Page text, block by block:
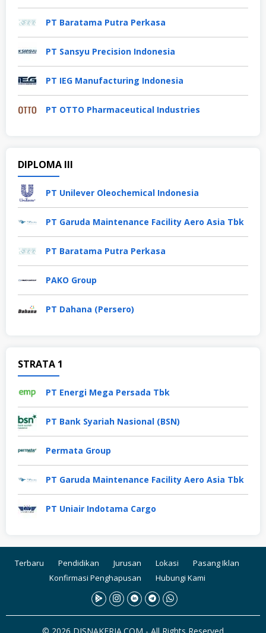
PT Baratama Putra Perkasa
PT Sansyu Precision Indonesia
PT IEG Manufacturing Indonesia
PT OTTO Pharmaceutical Industries
DIPLOMA III
PT Unilever Oleochemical Indonesia
PT Garuda Maintenance Facility Aero Asia Tbk
PT Baratama Putra Perkasa
PAKO Group
PT Dahana (Persero)
STRATA 1
PT Energi Mega Persada Tbk
PT Bank Syariah Nasional (BSN)
Permata Group
PT Garuda Maintenance Facility Aero Asia Tbk
PT Uniair Indotama Cargo
Terbaru Pendidikan Jurusan Lokasi
Pasang Iklan
Konfirmasi Penghapusan
Hubungi Kami